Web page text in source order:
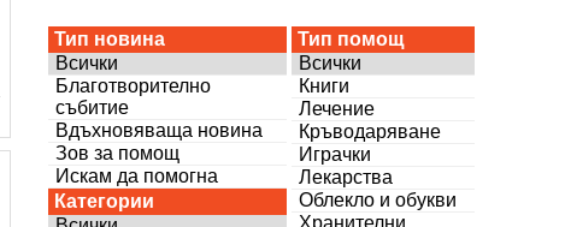
Тип новина
Всички
Благотворително
събитие
Вдъхновяваща новина
Зов за помощ
Искам да помогна
Категории
Тип помощ
Всички
Книги
Лечение
Кръводаряване
Играчки
Лекарства
Облекло и обукви
Хранителни